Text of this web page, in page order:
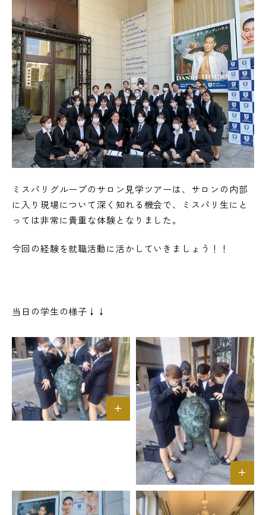
ミスパリグループのサロン見学ツアーは、サロンの内部
に入り現場について深く知れる機会で、ミスパリ生にと
っては非常に貴重な体験となりました。
今回の経験を就職活動に活かしていきましょう！！
当日の学生の様子↓↓